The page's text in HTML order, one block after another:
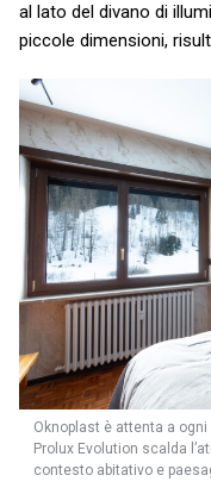
al lato del divano di
piccole dimensioni,
Oknoplast è attenta a
Prolux Evolution scalda
contesto abitativo e